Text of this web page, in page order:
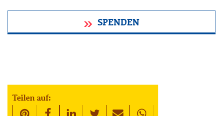
SPENDEN
Teilen auf: